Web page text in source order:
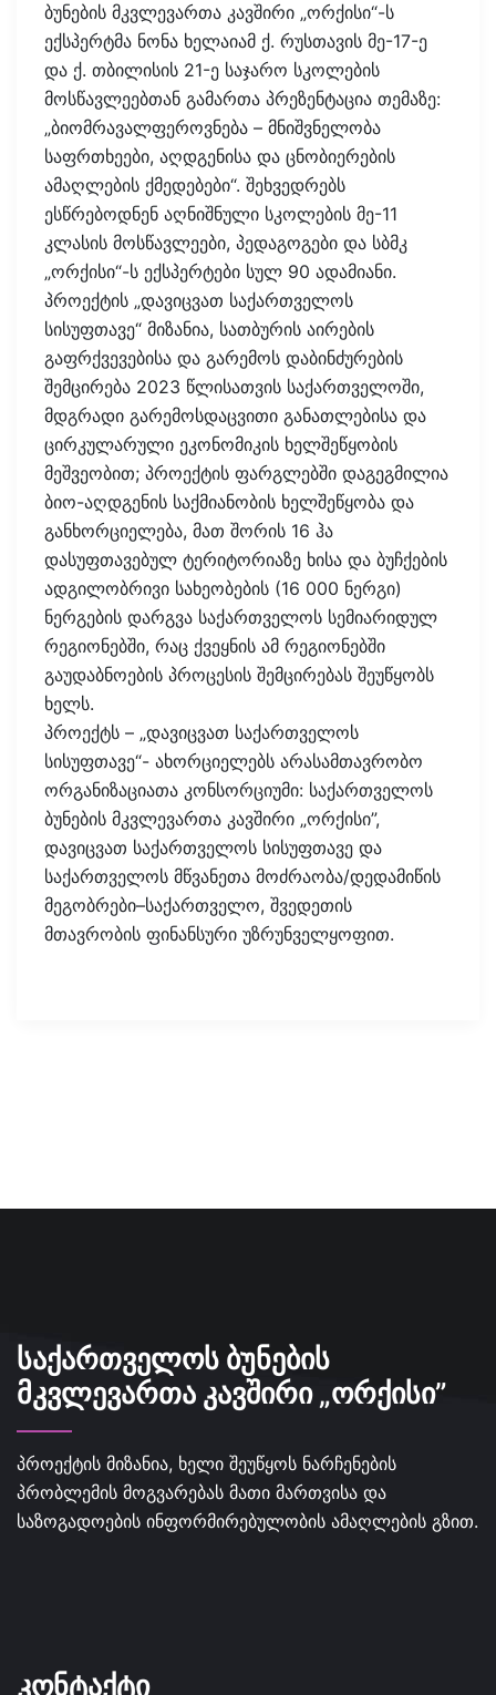
ბუნების მკვლევართა კავშირი „ორქისი“-ს
ექსპერტმა ნონა ხელაიამ ქ. რუსთავის მე-17-ე
და ქ. თბილისის 21-ე საჯარო სკოლების
მოსწავლეებთან გამართა პრეზენტაცია თემაზე:
„ბიომრავალფეროვნება – მნიშვნელობა
საფრთხეები, აღდგენისა და ცნობიერების
ამაღლების ქმედებები“. შეხვედრებს
ესწრებოდნენ აღნიშნული სკოლების მე-11
კლასის მოსწავლეები, პედაგოგები და სბმკ
„ორქისი“-ს ექსპერტები სულ 90 ადამიანი.
პროექტის „დავიცვათ საქართველოს
სისუფთავე“ მიზანია, სათბურის აირების
გაფრქვევებისა და გარემოს დაბინძურების
შემცირება 2023 წლისათვის საქართველოში,
მდგრადი გარემოსდაცვითი განათლებისა და
ცირკულარული ეკონომიკის ხელშეწყობის
მეშვეობით; პროექტის ფარგლებში დაგეგმილია
ბიო-აღდგენის საქმიანობის ხელშეწყობა და
განხორციელება, მათ შორის 16 ჰა
დასუფთავებულ ტერიტორიაზე ხისა და ბუჩქების
ადგილობრივი სახეობების (16 000 ნერგი)
ნერგების დარგვა საქართველოს სემიარიდულ
რეგიონებში, რაც ქვეყნის ამ რეგიონებში
გაუდაბნოების პროცესის შემცირებას შეუწყობს
ხელს.
პროექტს – „დავიცვათ საქართველოს
სისუფთავე“- ახორციელებს არასამთავრობო
ორგანიზაციათა კონსორციუმი: საქართველოს
ბუნების მკვლევართა კავშირი „ორქისი”,
დავიცვათ საქართველოს სისუფთავე და
საქართველოს მწვანეთა მოძრაობა/დედამიწის
მეგობრები–საქართველო, შვედეთის
მთავრობის ფინანსური უზრუნველყოფით.
ᲡᲐᲥᲐᲠᲗᲕᲔᲚᲝᲡ ᲑᲣᲜᲔᲑᲘᲡ
ᲛᲙᲕᲚᲔᲕᲐᲠᲗᲐ ᲙᲐᲕᲨᲘᲠᲘ „ᲝᲠᲥᲘᲡᲘ”
პროექტის მიზანია, ხელი შეუწყოს ნარჩენების
პრობლემის მოგვარებას მათი მართვისა და
საზოგადოების ინფორმირებულობის ამაღლების გზით.
ᲙᲝᲜᲢᲐᲥᲢᲘ